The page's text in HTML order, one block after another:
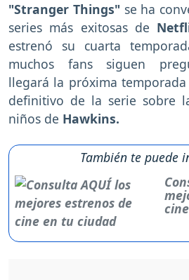
"Stranger Things" se ha
series más exitosas de
estrenó su cuarta
muchos fans siguen
llegará la próxima
definitivo de la serie sobre
niños de Hawkins.
También te puede